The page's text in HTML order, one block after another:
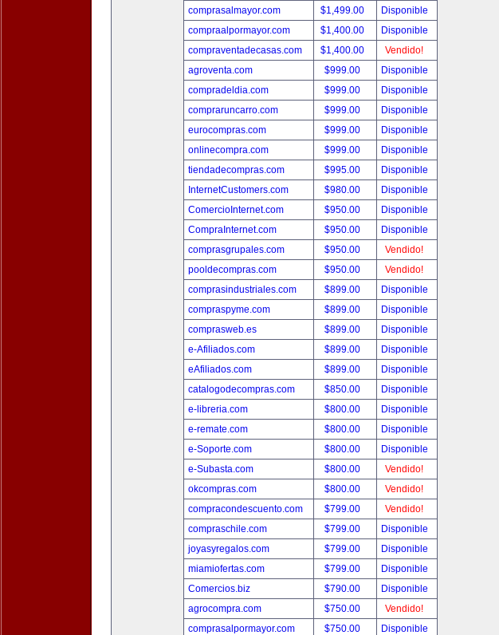
comprasalmayor.com
$1,499.00
Disponible
compraalpormayor.com
$1,400.00
Disponible
compraventadecasas.com
$1,400.00
Vendido!
agroventa.com
$999.00
Disponible
compradeldia.com
$999.00
Disponible
compraruncarro.com
$999.00
Disponible
eurocompras.com
$999.00
Disponible
onlinecompra.com
$999.00
Disponible
tiendadecompras.com
$995.00
Disponible
InternetCustomers.com
$980.00
Disponible
ComercioInternet.com
$950.00
Disponible
CompraInternet.com
$950.00
Disponible
comprasgrupales.com
$950.00
Vendido!
pooldecompras.com
$950.00
Vendido!
comprasindustriales.com
$899.00
Disponible
compraspyme.com
$899.00
Disponible
comprasweb.es
$899.00
Disponible
e-Afiliados.com
$899.00
Disponible
eAfiliados.com
$899.00
Disponible
catalogodecompras.com
$850.00
Disponible
e-libreria.com
$800.00
Disponible
e-remate.com
$800.00
Disponible
e-Soporte.com
$800.00
Disponible
e-Subasta.com
$800.00
Vendido!
okcompras.com
$800.00
Vendido!
compracondescuento.com
$799.00
Vendido!
compraschile.com
$799.00
Disponible
joyasyregalos.com
$799.00
Disponible
miamiofertas.com
$799.00
Disponible
Comercios.biz
$790.00
Disponible
agrocompra.com
$750.00
Vendido!
comprasalpormayor.com
$750.00
Disponible